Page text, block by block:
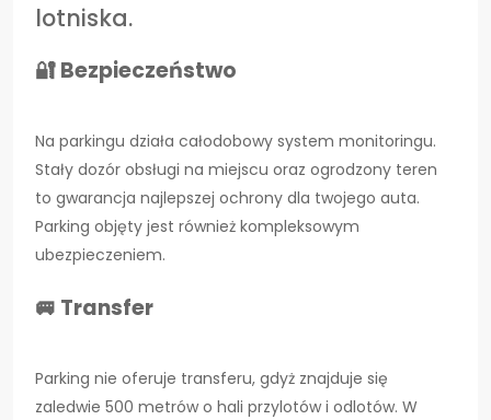
lotniska.
🔐 Bezpieczeństwo
Na parkingu działa całodobowy system monitoringu.
Stały dozór obsługi na miejscu oraz ogrodzony teren
to gwarancja najlepszej ochrony dla twojego auta.
Parking objęty jest również kompleksowym
ubezpieczeniem.
🚐 Transfer
Parking nie oferuje transferu, gdyż znajduje się
zaledwie 500 metrów o hali przylotów i odlotów. W